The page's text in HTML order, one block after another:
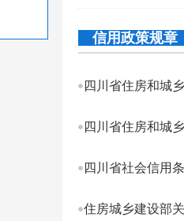
信用政策规章
四川省社会信用
住房城乡建设部